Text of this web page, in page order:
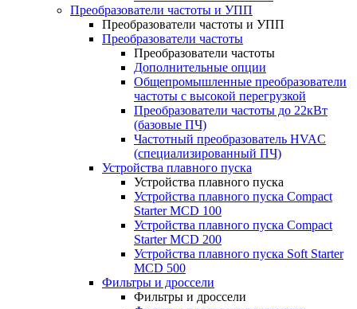
Преобразователи частоты и УПП
Преобразователи частоты и УПП
Преобразователи частоты
Преобразователи частоты
Дополнительные опции
Общепромышленные преобразователи
частоты с высокой перегрузкой
Преобразователи частоты до 22кВт
(базовые ПЧ)
Частотный преобразователь HVAC
(специализированный ПЧ)
Устройства плавного пуска
Устройства плавного пуска
Устройства плавного пуска Compact
Starter MCD 100
Устройства плавного пуска Compact
Starter MCD 200
Устройства плавного пуска Soft Starter
MCD 500
Фильтры и дроссели
Фильтры и дроссели